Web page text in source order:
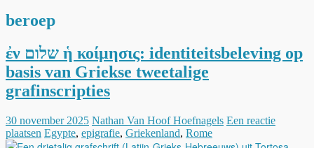
beroep
ἐν שלום ἡ κοίμησις: identiteitsbeleving op
basis van Griekse tweetalige
grafinscripties
30 november 2025 Nathan Van Hoof Hoefnagels Een reactie
plaatsen Egypte, epigrafie, Griekenland, Rome